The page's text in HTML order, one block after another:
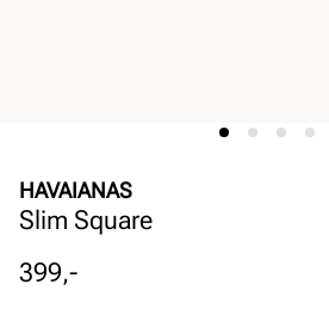
HAVAIANAS
Slim Square
Pris
399,-